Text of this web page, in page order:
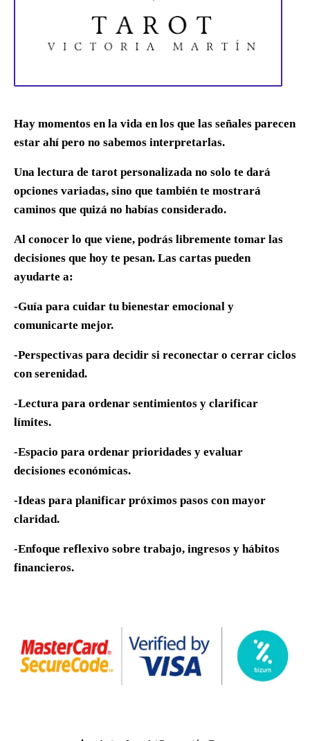
Hay momentos en la vida en los que las señales parecen
estar ahí pero no sabemos interpretarlas.
Una lectura de tarot personalizada no solo te dará
opciones variadas, sino que también te mostrará
caminos que quizá no habías considerado.
Al conocer lo que viene, podrás libremente tomar las
decisiones que hoy te pesan. Las cartas pueden
ayudarte a:
-Guía para cuidar tu bienestar emocional y
comunicarte mejor.
-Perspectivas para decidir si reconectar o cerrar ciclos
con serenidad.
-Lectura para ordenar sentimientos y clarificar
límites.
-Espacio para ordenar prioridades y evaluar
decisiones económicas.
-Ideas para planificar próximos pasos con mayor
claridad.
-Enfoque reflexivo sobre trabajo, ingresos y hábitos
financieros.